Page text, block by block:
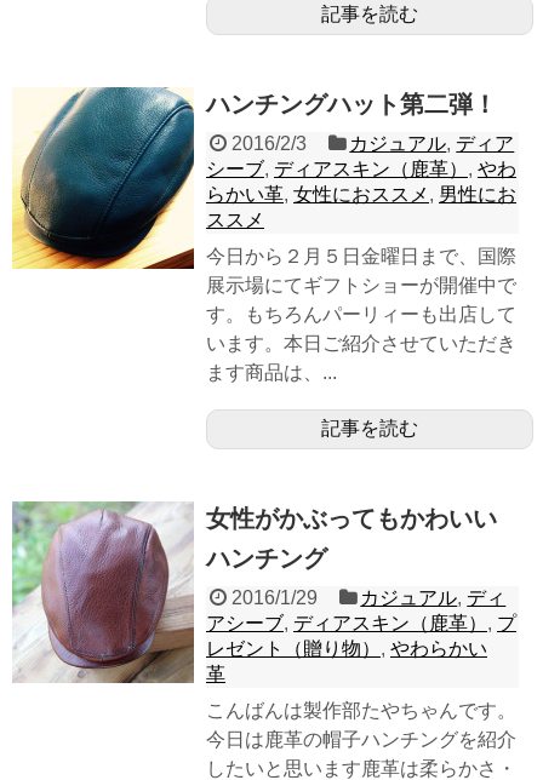
記事を読む
ハンチングハット第二弾！
2016/2/3 カジュアル, ディア
シーブ, ディアスキン（鹿革） , やわ
らかい革, 女性におススメ , 男性にお
ススメ
今日から２月５日金曜日まで、国際
展示場にてギフトショーが開催中で
す。もちろんパーリィーも出店して
います。本日ご紹介させていただき
ます商品は、...
記事を読む
女性がかぶってもかわいい
ハンチング
2016/1/29 カジュアル, ディ
アシーブ, ディアスキン（鹿革） , プ
レゼント（贈り物） , やわらかい
革
こんばんは製作部たやちゃんです。
今日は鹿革の帽子ハンチングを紹介
したいと思います鹿革は柔らかさ・